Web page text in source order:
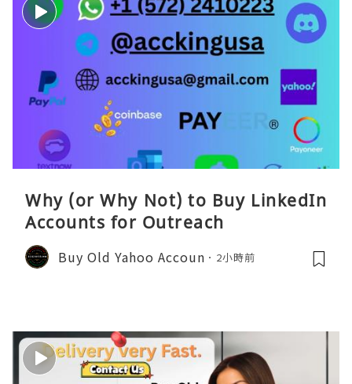
Why (or Why Not) to Buy LinkedIn
Accounts for Outreach
Buy Old Yahoo Accoun 2小時前